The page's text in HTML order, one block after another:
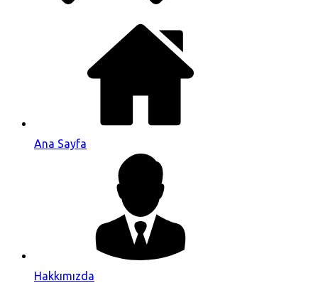
Ana Sayfa
Hakkımızda